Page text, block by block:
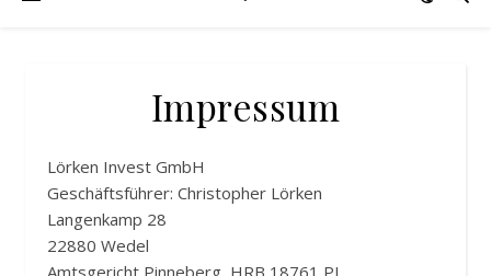
Impressum
Lörken Invest GmbH
Geschäftsführer: Christopher Lörken
Langenkamp 28
22880 Wedel
Amtsgericht Pinneberg, HRB 18761 PI